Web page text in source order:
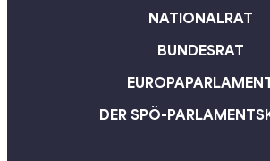
NATIONALRAT
BUNDESRAT
DER SPÖ-